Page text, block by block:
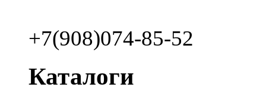
+7(908)074-85-52
Каталоги